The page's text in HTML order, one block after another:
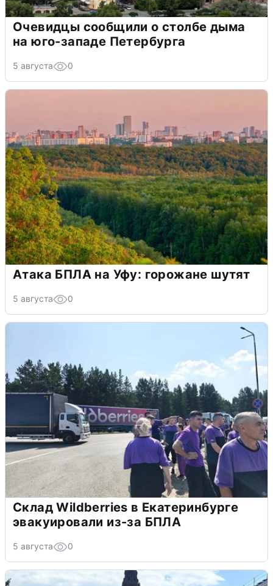
Очевидцы сообщили о столбе дыма
на юго-западе Петербурга
5 августа 0
Атака БПЛА на Уфу: горожане шутят
5 августа 0
Склад Wildberries в Екатеринбурге
эвакуировали из-за БПЛА
5 августа 0